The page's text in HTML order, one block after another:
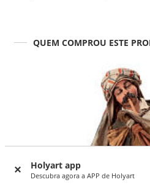
Holyart app
Descubra agora a APP de Holyart
QUEM COMPROU ESTE